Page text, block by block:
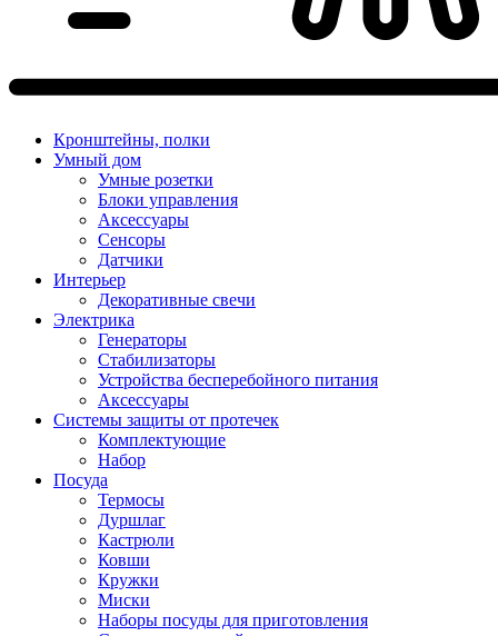
Кронштейны, полки
Умный дом
Умные розетки
Блоки управления
Аксессуары
Сенсоры
Датчики
Интерьер
Декоративные свечи
Электрика
Генераторы
Стабилизаторы
Устройства бесперебойного питания
Аксессуары
Системы защиты от протечек
Комплектующие
Набор
Посуда
Термосы
Дуршлаг
Кастрюли
Ковши
Кружки
Миски
Наборы посуды для приготовления